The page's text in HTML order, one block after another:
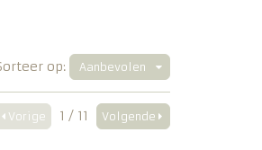
op: Aanbevolen
Vorige 1 / 11 Volgende